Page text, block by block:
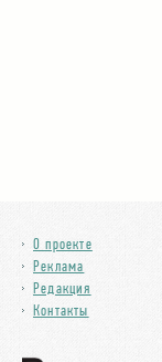
О проекте
Реклама
Редакция
Контакты